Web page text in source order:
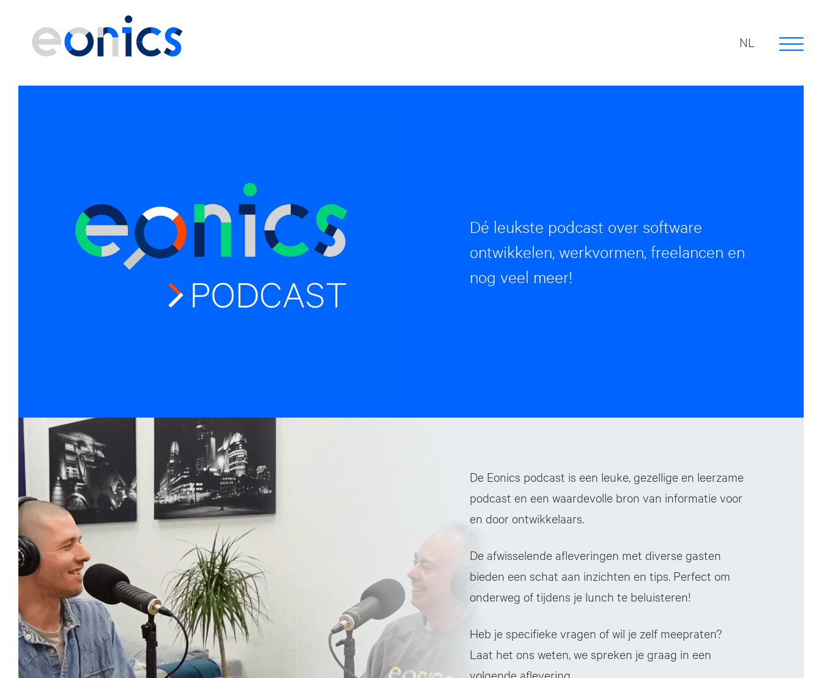
NL
Dé leukste podcast over software
ontwikkelen, werkvormen, freelancen en
nog veel meer!
De Eonics podcast is een leuke, gezellige en leerzame
podcast en een waardevolle bron van informatie voor
en door ontwikkelaars.
De afwisselende afleveringen met diverse gasten
bieden een schat aan inzichten en tips. Perfect om
onderweg of tijdens je lunch te beluisteren!
Heb je specifieke vragen of wil je zelf meepraten?
Laat het ons weten, we spreken je graag in een
volgende aflevering.